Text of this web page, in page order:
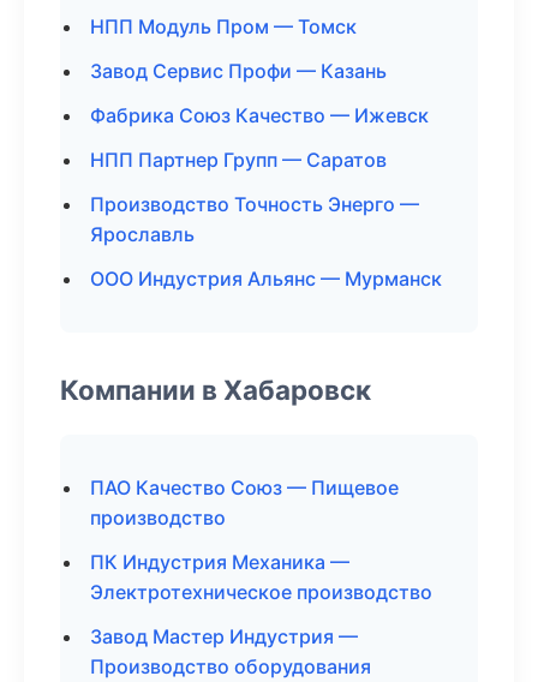
НПП Модуль Пром — Томск
Завод Сервис Профи — Казань
Фабрика Союз Качество — Ижевск
НПП Партнер Групп — Саратов
Производство Точность Энерго —
Ярославль
ООО Индустрия Альянс — Мурманск
Компании в Хабаровск
ПАО Качество Союз — Пищевое
производство
ПК Индустрия Механика —
Электротехническое производство
Завод Мастер Индустрия —
Производство оборудования